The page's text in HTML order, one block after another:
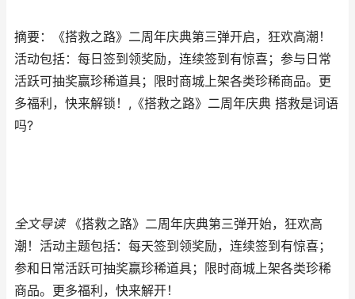
摘要：《搭救之路》二周年庆典第三弹开启，狂欢高潮！
活动包括：每日签到领奖励，连续签到有惊喜；参与日常
活跃可抽奖赢珍稀道具；限时商城上架各类珍稀商品。更
多福利，快来解锁！,《搭救之路》二周年庆典 搭救是词语
吗?
全文导读《搭救之路》二周年庆典第三弹开始，狂欢高
潮！活动主题包括：每天签到领奖励，连续签到有惊喜；
参和日常活跃可抽奖赢珍稀道具；限时商城上架各类珍稀
商品。更多福利，快来解开！